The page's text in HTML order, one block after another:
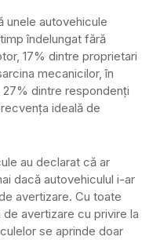
unele autovehicule
îndelungat fără
17% dintre proprietari
mecanicilor, în
dintre respondenți
ideală de
au declarat că ar
dacă autovehiculul i-ar
avertizare. Cu toate
avertizare cu privire la
se aprinde doar